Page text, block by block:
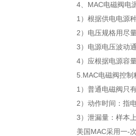
4、MAC电磁阀电
1）根据供电电源
2）电压规格用尽
3）电源电压波动
4）应根据电源容
5.MAC电磁阀控制
1）普通电磁阀只
2）动作时间：指
3）泄漏量：样本
美国MAC采用一-